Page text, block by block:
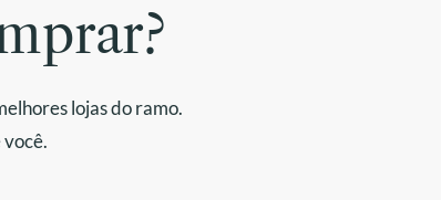
lojas do ramo.